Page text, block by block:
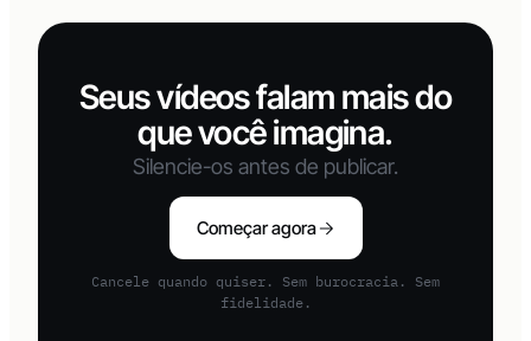
Seus vídeos falam mais do
que você imagina.
Silencie-os antes de publicar.
Começar agora
Cancele quando quiser. Sem burocracia. Sem
fidelidade.